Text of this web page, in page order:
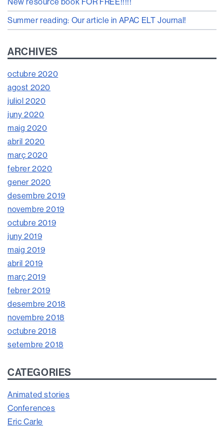
Summer reading: Our article in APAC ELT Journal!
ARCHIVES
octubre 2020
agost 2020
juliol 2020
juny 2020
maig 2020
abril 2020
març 2020
febrer 2020
gener 2020
desembre 2019
novembre 2019
octubre 2019
juny 2019
maig 2019
abril 2019
març 2019
febrer 2019
desembre 2018
novembre 2018
octubre 2018
setembre 2018
CATEGORIES
Animated stories
Conferences
Eric Carle